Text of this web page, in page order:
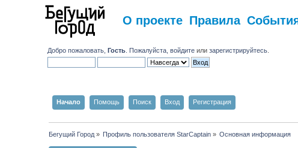
О проекте Правила
Добро пожаловать,Гость . Пожалуйста,войдите илизарегистрируйтесь
Начало Помощь Поиск Вход Регистрация
Бегущий Город» Профиль пользователя StarCaptain» Основная информация